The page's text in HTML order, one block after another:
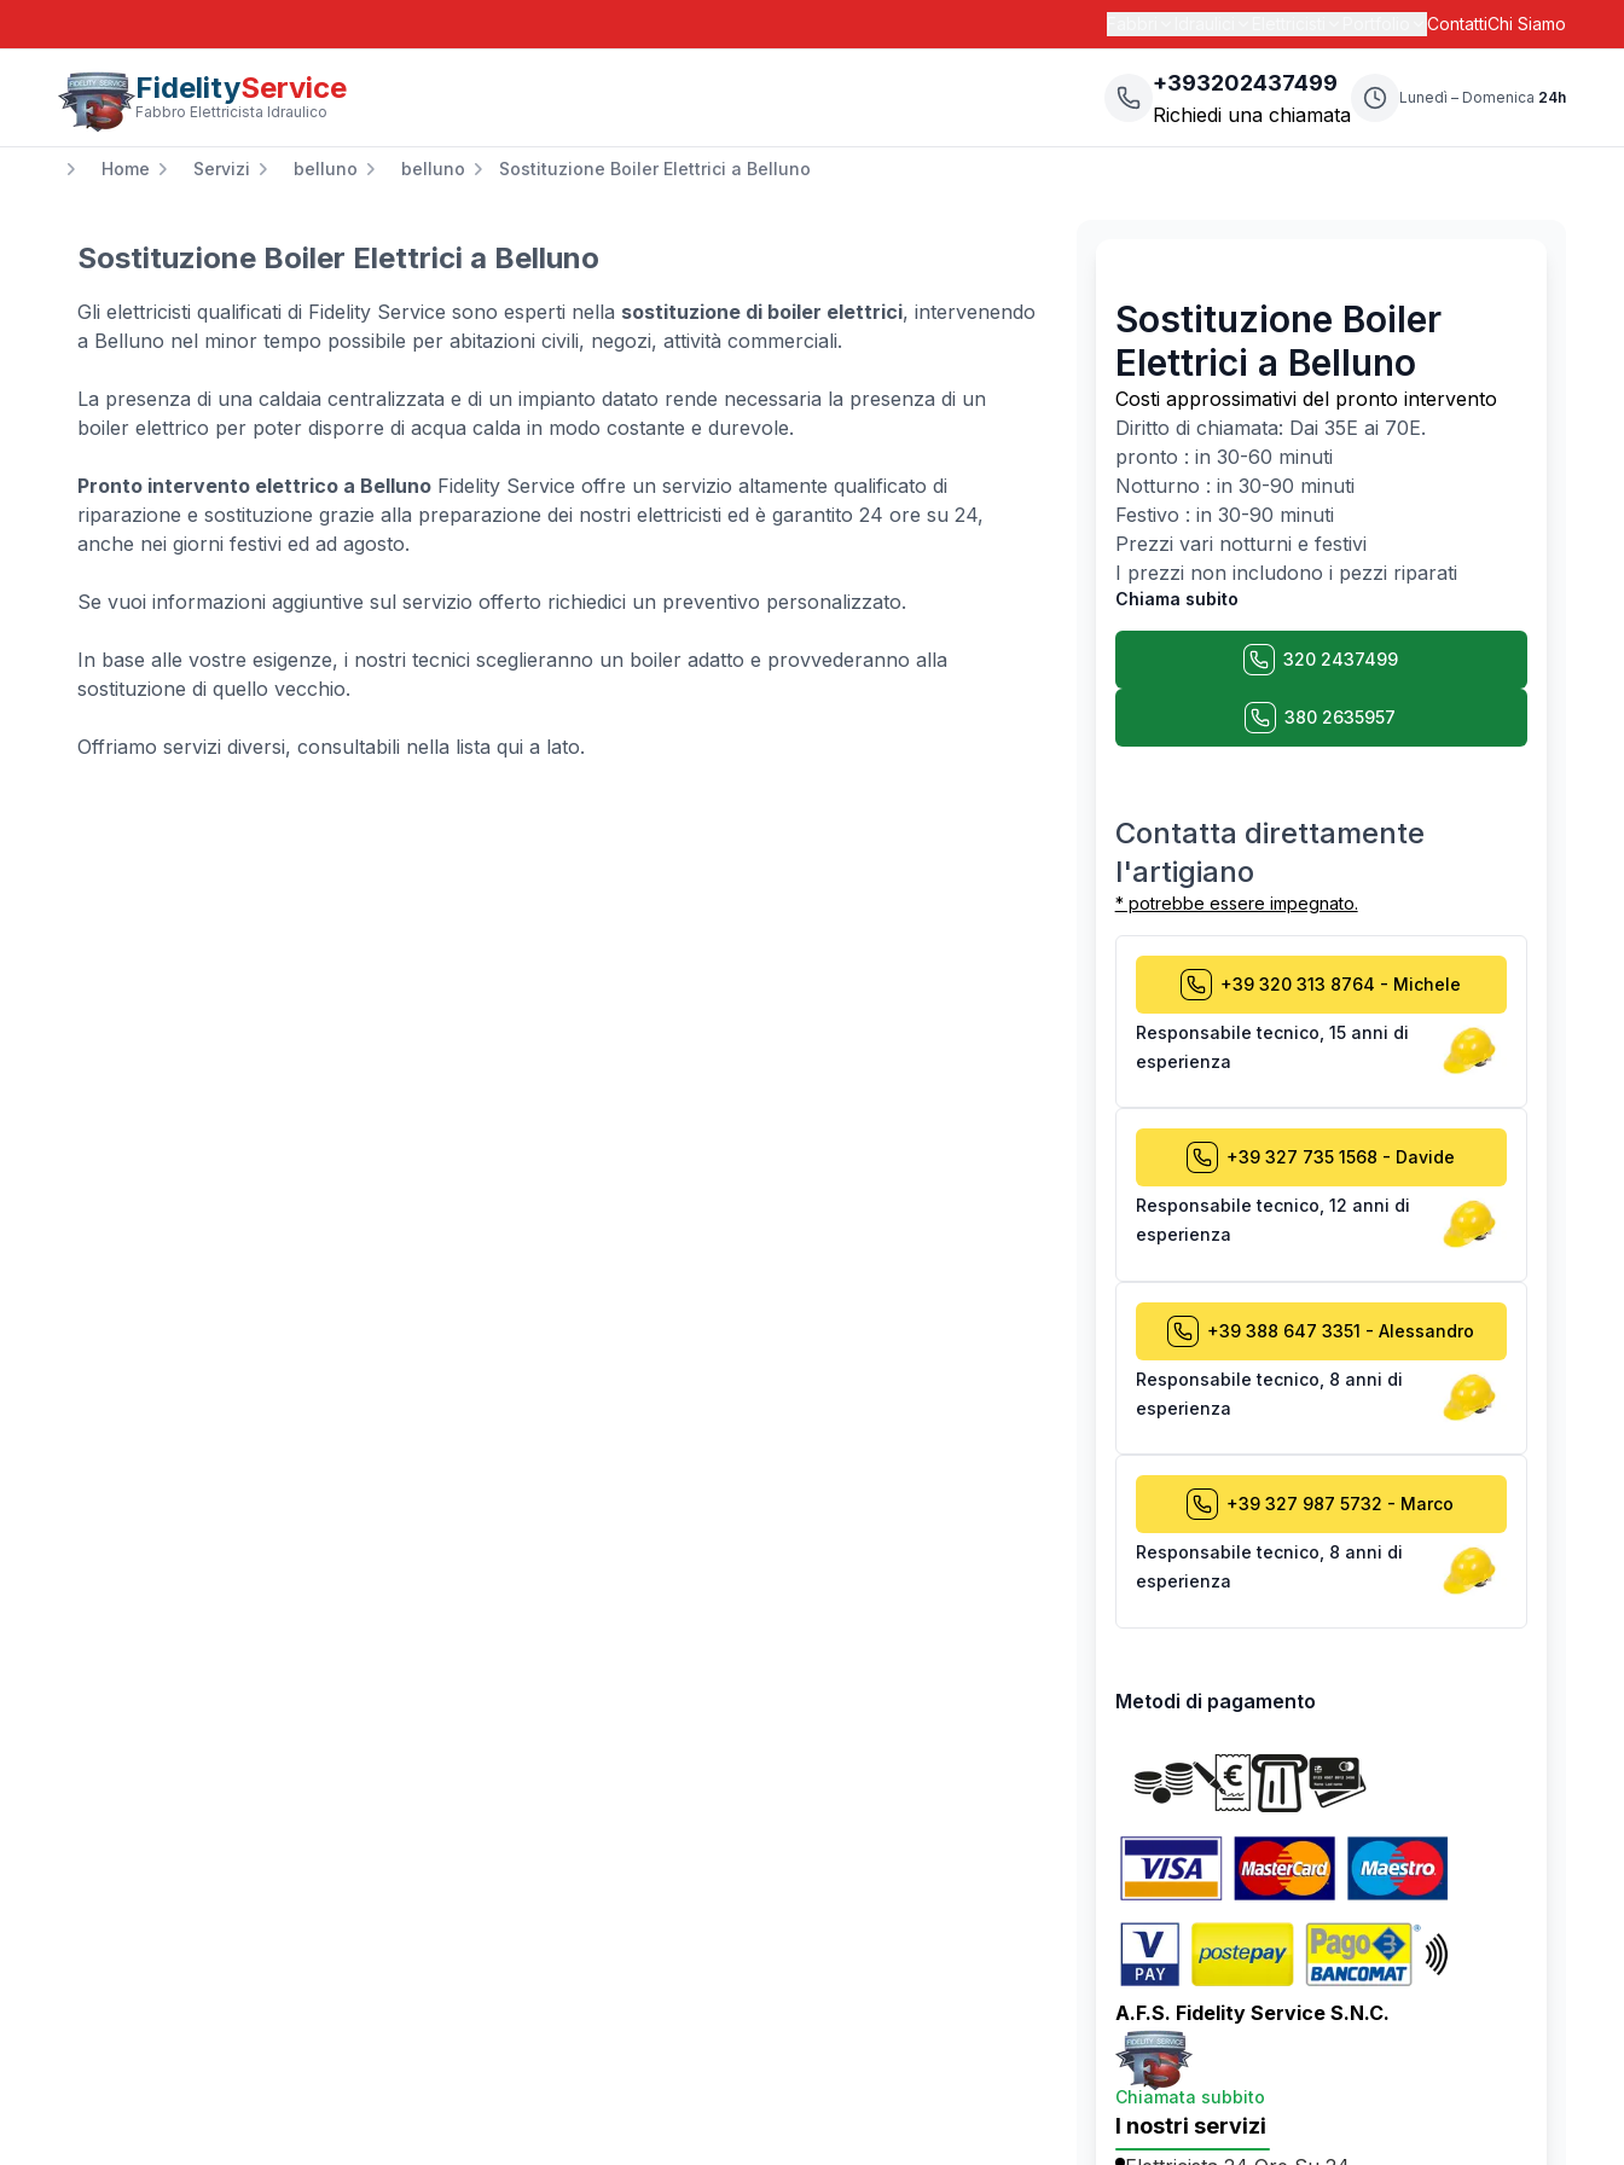
ContattiChi Siamo
FidelityService
Fabbro Elettricista Idraulico
+393202437499
Richiedi una chiamata
Lunedì – Domenica 24h
Home Servizi belluno belluno Sostituzione Boiler Elettrici a Belluno
Sostituzione Boiler Elettrici a Belluno
Gli elettricisti qualificati di Fidelity Service sono esperti nella sostituzione di boiler elettrici, intervenendo
a Belluno nel minor tempo possibile per abitazioni civili, negozi, attività commerciali.
La presenza di una caldaia centralizzata e di un impianto datato rende necessaria la presenza di un
boiler elettrico per poter disporre di acqua calda in modo costante e durevole.
Pronto intervento elettrico a Belluno Fidelity Service offre un servizio altamente qualificato di
riparazione e sostituzione grazie alla preparazione dei nostri elettricisti ed è garantito 24 ore su 24,
anche nei giorni festivi ed ad agosto.
Se vuoi informazioni aggiuntive sul servizio offerto richiedici un preventivo personalizzato.
In base alle vostre esigenze, i nostri tecnici sceglieranno un boiler adatto e provvederanno alla
sostituzione di quello vecchio.
Offriamo servizi diversi, consultabili nella lista qui a lato.
Sostituzione Boiler
Elettrici a Belluno
Costi approssimativi del pronto intervento
Diritto di chiamata: Dai 35E ai 70E.
pronto : in 30-60 minuti
Notturno : in 30-90 minuti
Festivo : in 30-90 minuti
Prezzi vari notturni e festivi
I prezzi non includono i pezzi riparati
Chiama subito
320 2437499
380 2635957
Contatta direttamente
l'artigiano
* potrebbe essere impegnato.
+39 320 313 8764 - Michele
Responsabile tecnico 15 anni di
esperienza
+39 327 735 1568 - Davide
Responsabile tecnico 12 anni di
esperienza
+39 388 647 3351 - Alessandro
Responsabile tecnico 8 anni di
esperienza
+39 327 987 5732 - Marco
Responsabile tecnico 8 anni di
esperienza
Metodi di pagamento
A.F.S. Fidelity Service S.N.C.
Chiamata subbito
I nostri servizi